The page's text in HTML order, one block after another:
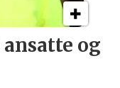
ansatte og